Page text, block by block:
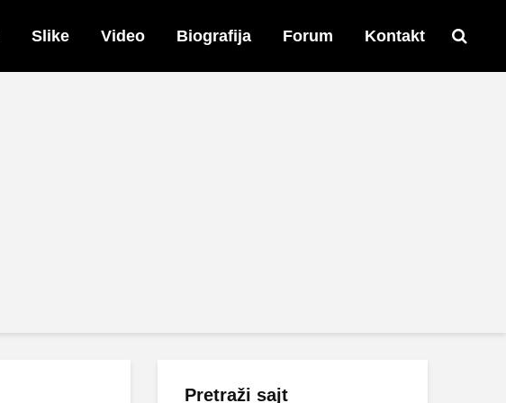
Slike Video Biografija Forum Kontakt
Pretraži sajt